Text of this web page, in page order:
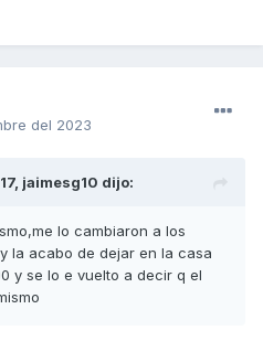
del 2023
jaimesg10 dijo:
lo cambiaron a los
la acabo de dejar en la casa
y se lo e vuelto a decir q el